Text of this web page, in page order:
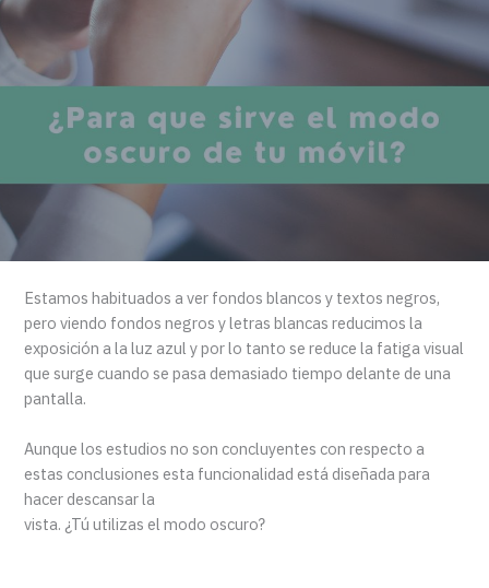
Estamos habituados a ver fondos blancos y textos negros,
pero viendo fondos negros y letras blancas reducimos la
exposición a la luz azul y por lo tanto se reduce la fatiga visual
que surge cuando se pasa demasiado tiempo delante de una
pantalla.
Aunque los estudios no son concluyentes con respecto a
estas conclusiones esta funcionalidad está diseñada para
hacer descansar la
vista. ¿Tú utilizas el modo oscuro?